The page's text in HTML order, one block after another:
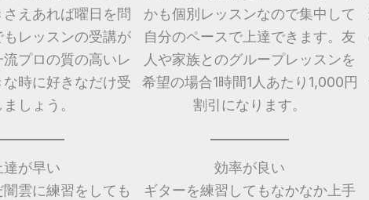
さえあれば曜日を問
レッスンの受講が
プロの質の高いレ
な時に好きなだけ受
しょう。
かも個別レッスンなので集中して
自分のペースで上達できます。友
人や家族とのグループレッスンを
希望の場合1時間1人あたり1,000円
割引になります。
達が早い
雲に練習をしても
効率が良い
ギターを練習してもなかなか上手